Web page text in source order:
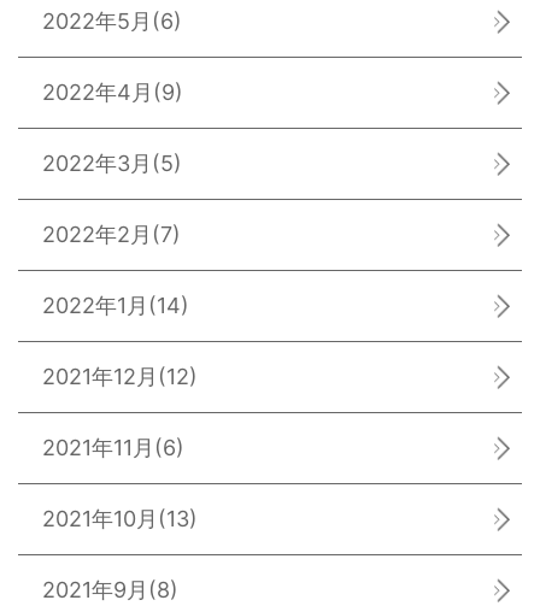
2022年5月 (6)
2022年4月 (9)
2022年3月 (5)
2022年2月 (7)
2022年1月 (14)
2021年12月 (12)
2021年11月 (6)
2021年10月 (13)
2021年9月 (8)